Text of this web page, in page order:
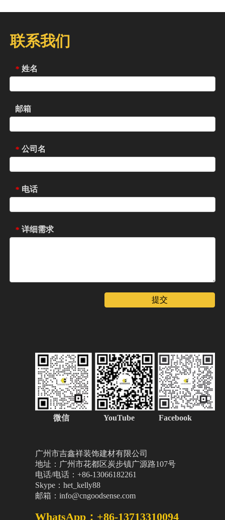
联系我们
* 姓名
邮箱
* 公司名
* 电话
* 详细需求
提交
微信 YouTube Facebook
广州市吉鑫祥装饰建材有限公司
地址：广州市花都区炭步镇广源路107号
电话/电话：+86-13066182261
Skype：het_kelly88
邮箱：info@cngoodsense.com
WhatsApp：+86-13713310094